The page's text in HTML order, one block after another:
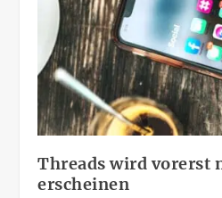
Threads wird vorerst
erscheinen